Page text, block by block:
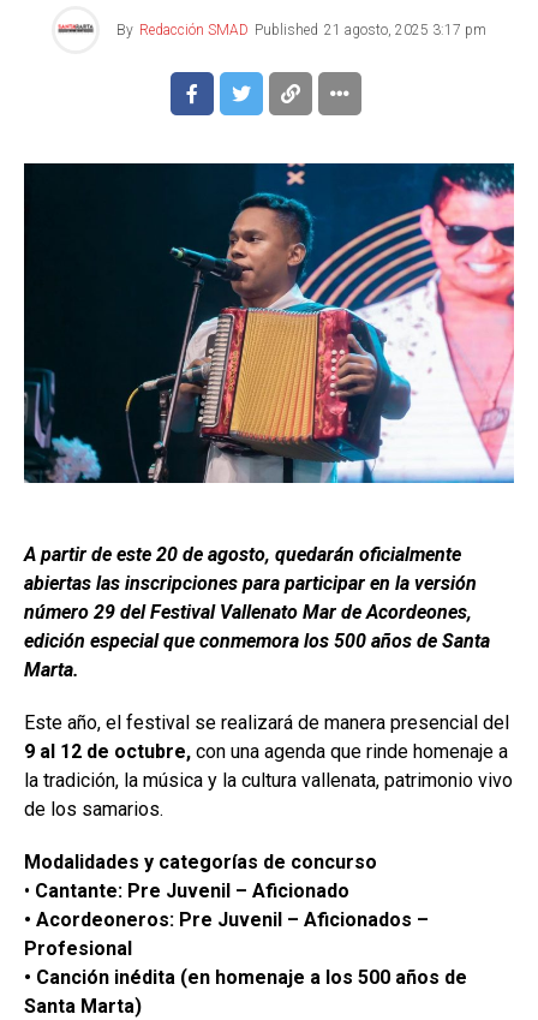
By Redacción SMAD Published 21 agosto, 2025 3:17 pm
A partir de este 20 de agosto, quedarán oficialmente
abiertas las inscripciones para participar en la versión
número 29 del Festival Vallenato Mar de Acordeones,
edición especial que conmemora los 500 años de Santa
Marta.
Este año, el festival se realizará de manera presencial del
9 al 12 de octubre, con una agenda que rinde homenaje a
la tradición, la música y la cultura vallenata, patrimonio vivo
de los samarios.
Modalidades y categorías de concurso
• Cantante: Pre Juvenil – Aficionado
• Acordeoneros: Pre Juvenil – Aficionados –
Profesional
• Canción inédita (en homenaje a los 500 años de
Santa Marta)